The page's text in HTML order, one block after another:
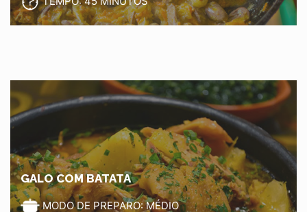
GALO COM BATATA
MODO DE PREPARO: MÉDIO